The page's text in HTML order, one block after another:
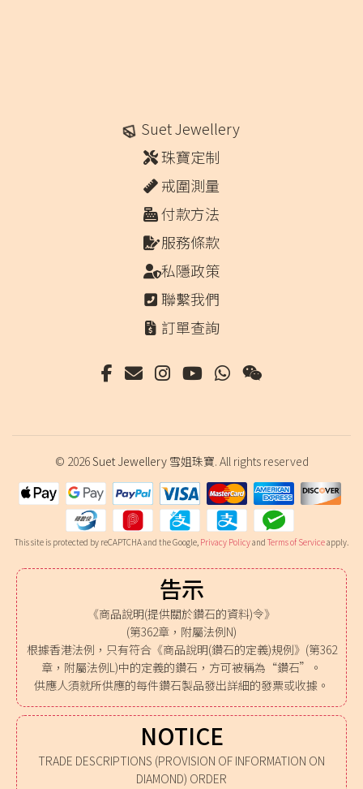
Suet Jewellery
珠寶定制
戒圍測量
付款方法
服務條款
私隱政策
聯繫我們
訂單查詢
© 2026Suet Jewellery 雪姐珠寶. All rights reserved
This site is protected by reCAPTCHA and the Google, Privacy Policyand Terms of Serviceapply.
告示
《商品說明(提供關於鑽石的資料)令》
(第362章，附屬法例N)
根據香港法例，只有符合《商品說明(鑽石的定義)規例》(第362
章，附屬法例L)中的定義的鑽石，方可被稱為“鑽石”。
供應人須就所供應的每件鑽石製品發出詳細的發票或收據。
NOTICE
TRADE DESCRIPTIONS (PROVISION OF INFORMATION ON
DIAMOND) ORDER